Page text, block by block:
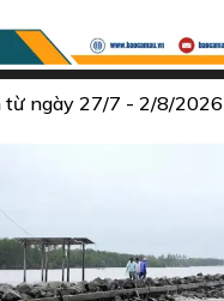
ngày 27/7 - 2/8/2026